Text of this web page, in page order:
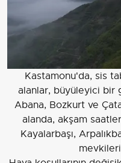
Kastamonu'da, sis
alanlar, büyüleyici bir
Abana, Bozkurt ve
alanda, akşam
Kayalarbaşı,